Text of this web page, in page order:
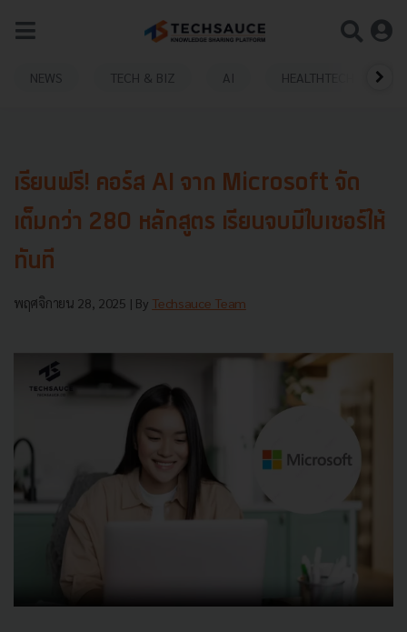
NEWS TECH & BIZ AI HEALTHTECH
เรียนฟรี! คอร์ส AI จาก Microsoft จัด
เต็มกว่า 280 หลักสูตร เรียนจบมีใบเซอร์ให้
ทันที
พฤศจิกายน 28, 2025 | By Techsauce Team